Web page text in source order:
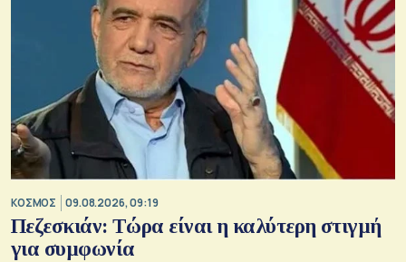
ΚΟΣΜΟΣ 09.08.2026, 09:19
Πεζεσκιάν: Τώρα είναι η καλύτερη στιγμή
για συμφωνία